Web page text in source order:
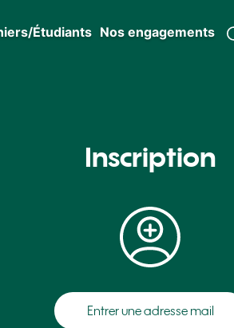
Étudiants Nos engagements
Inscription